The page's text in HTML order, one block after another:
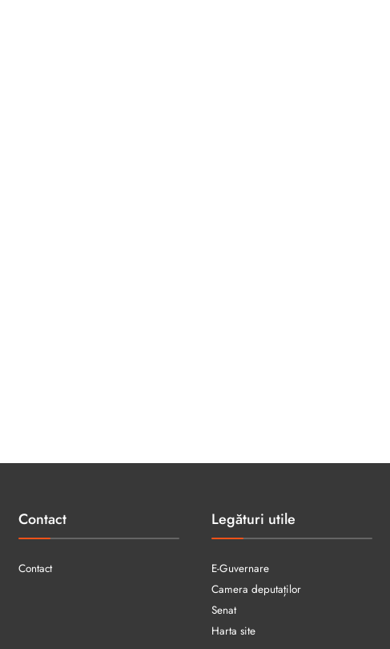
Contact
Contact
Legături utile
E-Guvernare
Camera deputaților
Senat
Harta site